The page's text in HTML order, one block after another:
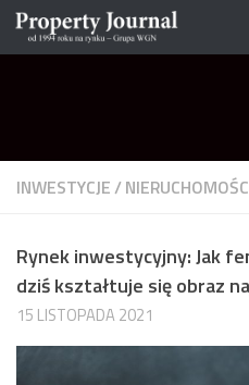
Skip to content
INWESTYCJE/
Rynek inwestycyjny: Jak
dziś kształtuje się obraz
15 LISTOPADA 2021